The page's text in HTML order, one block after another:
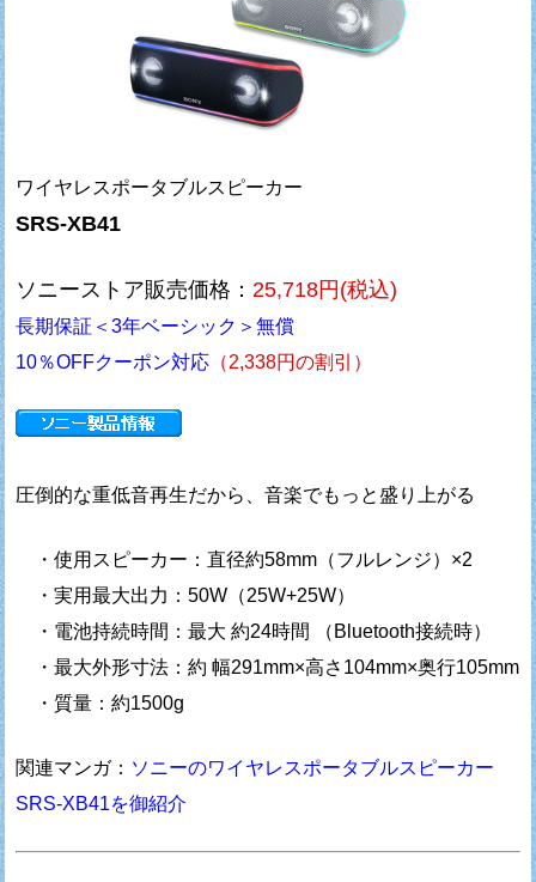
ワイヤレスポータブルスピーカー
SRS-XB41
ソニーストア販売価格： 25,718円(税込)
長期保証＜3年ベーシック＞無償
10％OFFクーポン対応 （2,338円の割引）
圧倒的な重低音再生だから、音楽でもっと盛り上がる
・使用スピーカー：直径約58mm（フルレンジ）×2
・実用最大出力：50W（25W+25W）
・電池持続時間：最大 約24時間 （Bluetooth接続時）
・最大外形寸法：約 幅291mm×高さ104mm×奥行105mm
・質量：約1500g
関連マンガ： ソニーのワイヤレスポータブルスピーカー
SRS-XB41を御紹介